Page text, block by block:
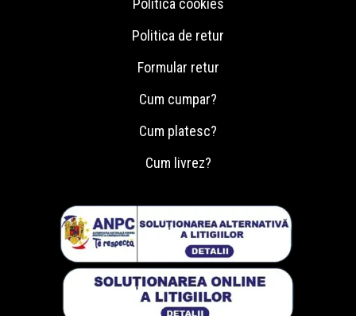
Politica cookies
Politica de retur
Formular retur
Cum cumpar?
Cum platesc?
Cum livrez?